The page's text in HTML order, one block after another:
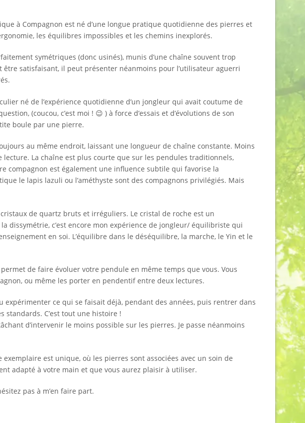
à Compagnon est né d’une longue pratique quotidienne des pierres et
les équilibres impossibles et les chemins inexplorés.
symétriques (donc usinés), munis d’une chaîne souvent trop
être satisfaisant, il peut présenter néanmoins pour l’utilisateur aguerri
né de l’expérience quotidienne d’un jongleur qui avait coutume de
(coucou, c’est moi ! 😉 ) à force d’essais et d’évolutions de son
boule par une pierre.
au même endroit, laissant une longueur de chaîne constante. Moins
La chaîne est plus courte que sur les pendules traditionnels,
compagnon est également une influence subtile qui favorise la
le lapis lazuli ou l’améthyste sont des compagnons privilégiés. Mais
de quartz bruts et irréguliers. Le cristal de roche est un
dissymétrie, c’est encore mon expérience de jongleur/ équilibriste qui
en soi. L’équilibre dans le déséquilibre, la marche, le Yin et le
de faire évoluer votre pendule en même temps que vous. Vous
ou même les porter en pendentif entre deux lectures.
expérimenter ce qui se faisait déjà, pendant des années, puis rentrer dans
standards. C’est tout une histoire !
d’intervenir le moins possible sur les pierres. Je passe néanmoins
est unique, où les pierres sont associées avec un soin de
adapté à votre main et que vous aurez plaisir à utiliser.
pas à m’en faire part.